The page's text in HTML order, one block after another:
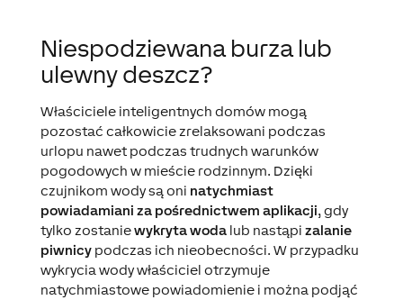
Niespodziewana burza lub
ulewny deszcz?
Właściciele inteligentnych domów mogą
pozostać całkowicie zrelaksowani podczas
urlopu nawet podczas trudnych warunków
pogodowych w mieście rodzinnym. Dzięki
czujnikom wody są oni natychmiast
powiadamiani za pośrednictwem aplikacji, gdy
tylko zostaniewykryta wodalub nastąpi zalanie
piwnicypodczas ich nieobecności. W przypadku
wykrycia wody właściciel otrzymuje
natychmiastowe powiadomienie i można podjąć